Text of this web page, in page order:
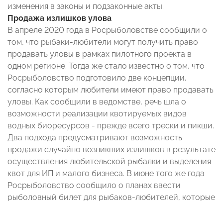
изменения в законы и подзаконные акты.
Продажа излишков улова
В апреле 2020 года в Росрыболовстве сообщили о
том, что рыбаки-любители могут получить право
продавать уловы в рамках пилотного проекта в
одном регионе. Тогда же стало известно о том, что
Росрыболовство подготовило две концепции,
согласно которым любители имеют право продавать
уловы. Как сообщили в ведомстве, речь шла о
возможности реализации квотируемых видов
водных биоресурсов - прежде всего трески и пикши.
Два подхода предусматривают возможность
продажи случайно возникших излишков в результате
осуществления любительской рыбалки и выделения
квот для ИП и малого бизнеса. В июне того же года
Росрыболовство сообщило о планах ввести
рыболовный билет для рыбаков-любителей, которые